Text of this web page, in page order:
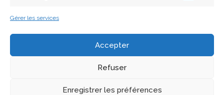
Gérer les services
Accepter
Refuser
Enregistrer les préférences
soutenu sa thèse intitulée « Vers un environnement
comportement de structures », (école doctorale 432
Sciences et métiers de l’ingénieur – SMI). Résumé de…Lire